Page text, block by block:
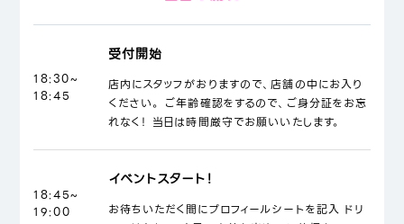
18:30~
18:45
受付開始
店内にスタッフがおりますので、店舗の中にお入り
ください。 ご年齢確認をするので、ご身分証をお忘
れなく！ 当日は時間厳守でお願いいたします。
18:45~
19:00
イベントスタート！
お待ちいただく間にプロフィールシートを記入 ドリ